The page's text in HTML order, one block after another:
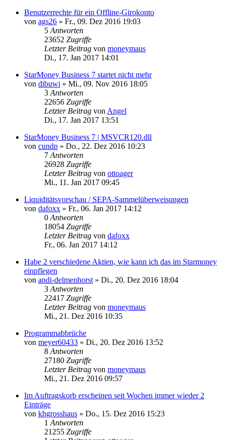
Benutzerrechte für ein Offline-Girokonto
von ags26 » Fr., 09. Dez 2016 19:03
5 Antworten
23652 Zugriffe
Letzter Beitrag von moneymaus
Di., 17. Jan 2017 14:01
StarMoney Business 7 startet nicht mehr
von dibuwi » Mi., 09. Nov 2016 18:05
3 Antworten
22656 Zugriffe
Letzter Beitrag von Angel
Di., 17. Jan 2017 13:51
StarMoney Business 7 | MSVCR120.dll
von cundp » Do., 22. Dez 2016 10:23
7 Antworten
26928 Zugriffe
Letzter Beitrag von ottoager
Mi., 11. Jan 2017 09:45
Liquiditätsvorschau / SEPA-Sammelüberweisungen
von dafoxx » Fr., 06. Jan 2017 14:12
0 Antworten
18054 Zugriffe
Letzter Beitrag von dafoxx
Fr., 06. Jan 2017 14:12
Habe 2 verschiedene Aktien, wie kann ich das im Starmoney
einpflegen
von andi-delmenhorst » Di., 20. Dez 2016 18:04
3 Antworten
22417 Zugriffe
Letzter Beitrag von moneymaus
Mi., 21. Dez 2016 10:35
Programmabbrüche
von meyer60433 » Di., 20. Dez 2016 13:52
8 Antworten
27180 Zugriffe
Letzter Beitrag von moneymaus
Mi., 21. Dez 2016 09:57
Im Auftragskorb erscheinen seit Wochen immer wieder 2
Einträge
von khgrosshaus » Do., 15. Dez 2016 15:23
1 Antworten
21255 Zugriffe